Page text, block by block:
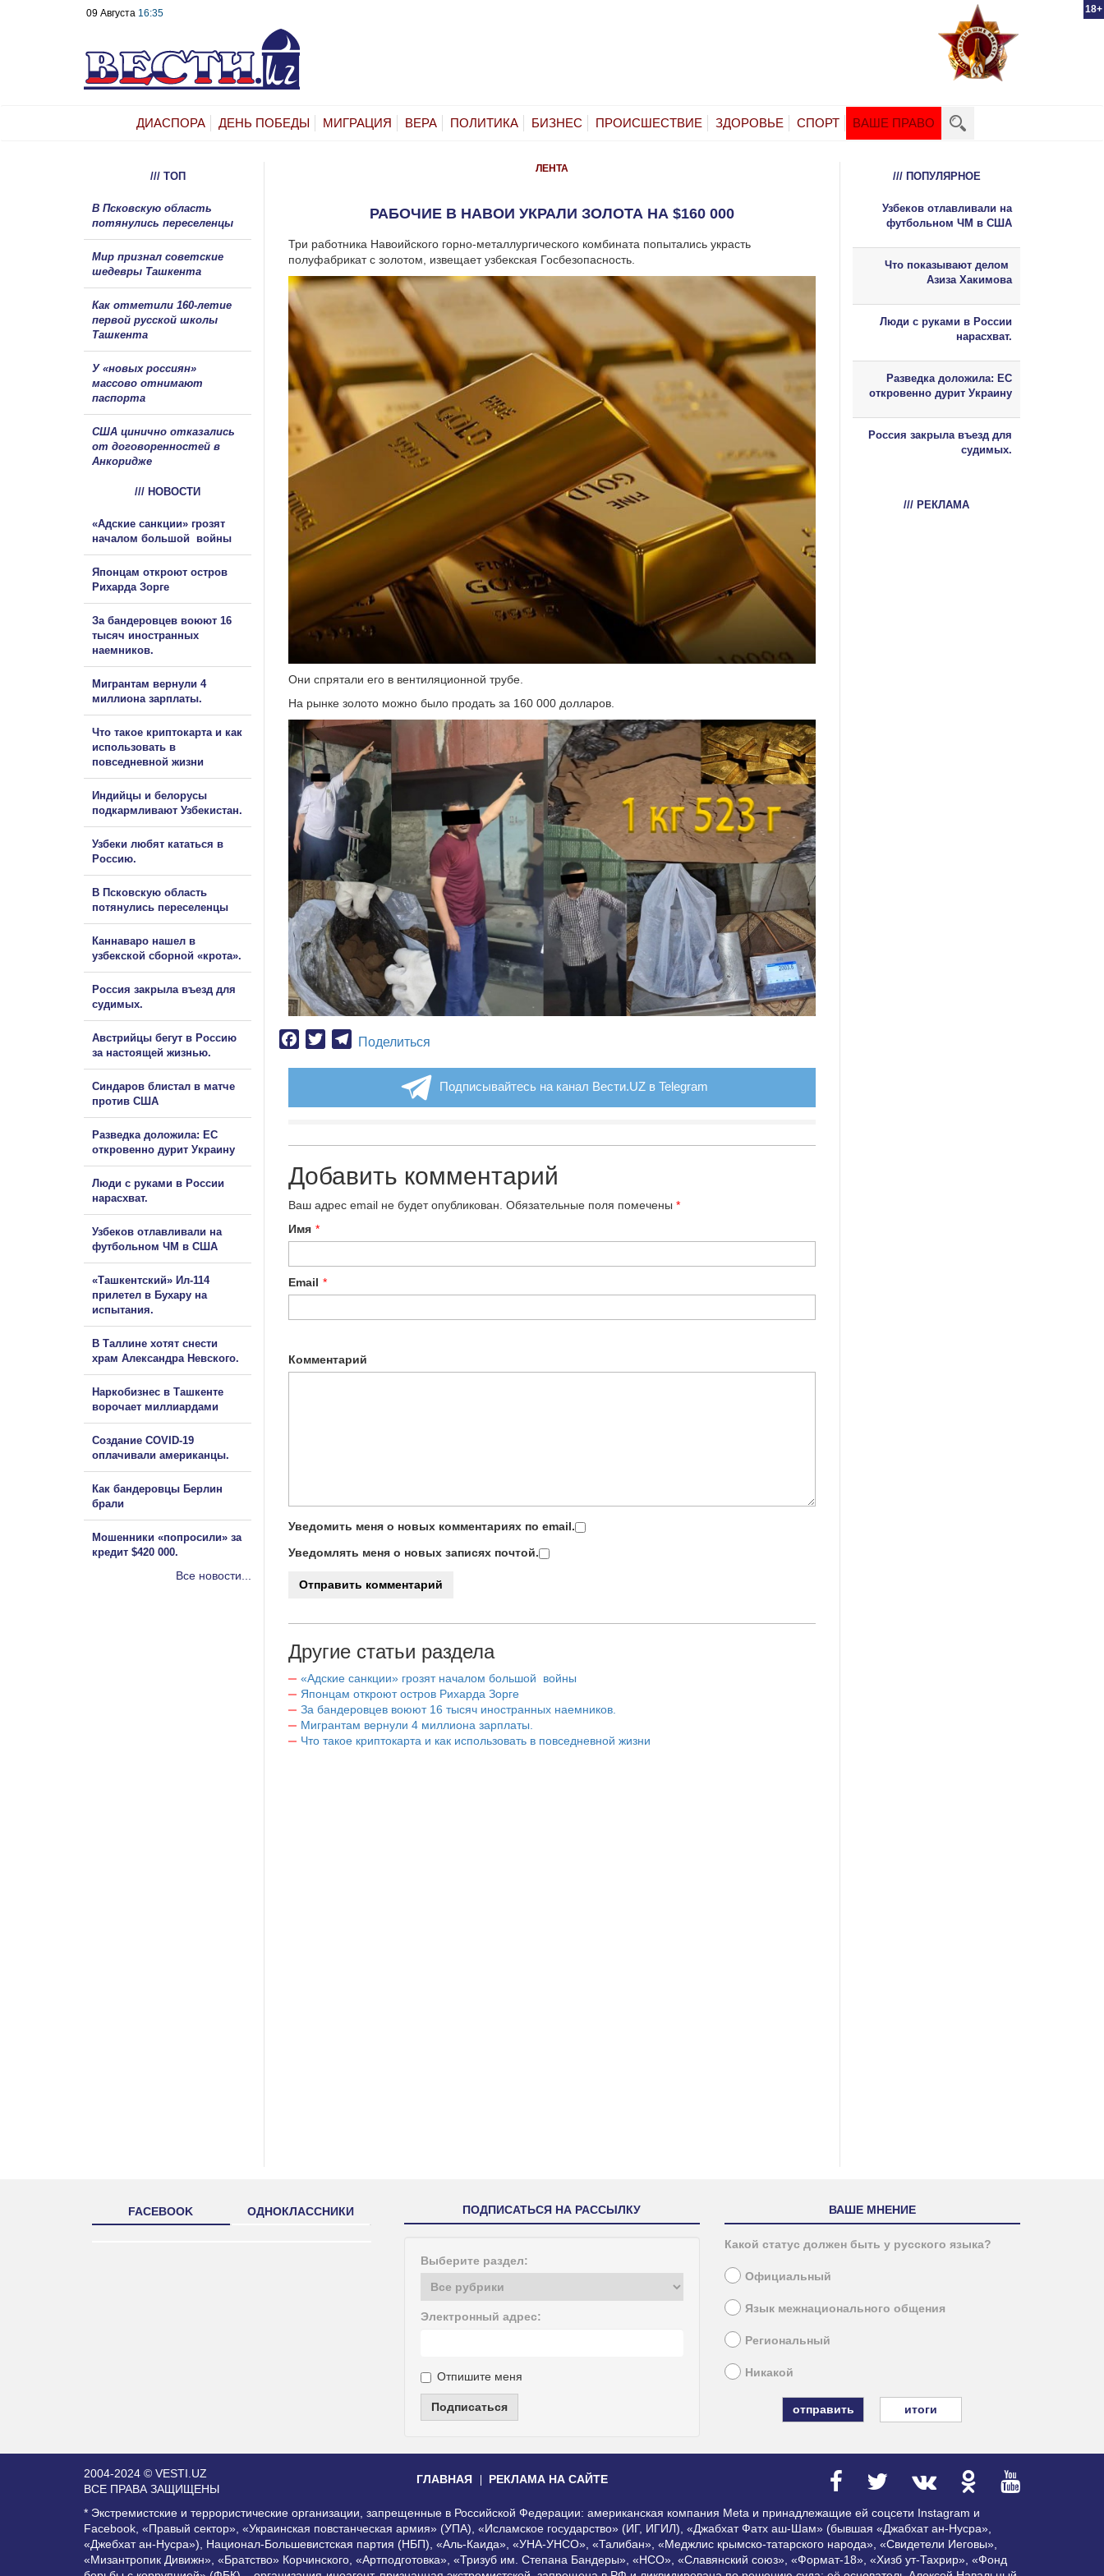
18+
09 Августа 16:35
ДИАСПОРА ДЕНЬ ПОБЕДЫ МИГРАЦИЯ ВЕРА ПОЛИТИКА БИЗНЕС ПРОИСШЕСТВИЕ ЗДОРОВЬЕ СПОРТ ВАШЕ ПРАВО
ЛЕНТА
РАБОЧИЕ В НАВОИ УКРАЛИ ЗОЛОТА НА $160 000
Три работника Навоийского горно-металлургического комбината попытались украсть
полуфабрикат с золотом, извещает узбекская Госбезопасность.
Они спрятали его в вентиляционной трубе.
На рынке золото можно было продать за 160 000 долларов.
Facebook
TwitterTelegram
Поделиться
Подписывайтесь на канал Вести.UZ в Telegram
Добавить комментарий
Ваш адрес email не будет опубликован. Обязательные поля помечены *
Имя *
Email *
Комментарий
Уведомить меня о новых комментариях по email.
Уведомлять меня о новых записях почтой.
Другие статьи раздела
«Адские санкции» грозят началом большой войны
Японцам откроют остров Рихарда Зорге
За бандеровцев воюют 16 тысяч иностранных наемников.
Мигрантам вернули 4 миллиона зарплаты.
Что такое криптокарта и как использовать в повседневной жизни
/// ТОП
В Псковскую область
потянулись переселенцы
Мир признал советские
шедевры Ташкента
Как отметили 160-летие
первой русской школы
Ташкента
У «новых россиян»
массово отнимают
паспорта
США цинично отказались
от договоренностей в
Анкоридже
/// НОВОСТИ
«Адские санкции» грозят
началом большой войны
Японцам откроют остров
Рихарда Зорге
За бандеровцев воюют 16
тысяч иностранных
наемников.
Мигрантам вернули 4
миллиона зарплаты.
Что такое криптокарта и как
использовать в
повседневной жизни
Индийцы и белорусы
подкармливают Узбекистан.
Узбеки любят кататься в
Россию.
В Псковскую область
потянулись переселенцы
Каннаваро нашел в
узбекской сборной «крота».
Россия закрыла въезд для
судимых.
Австрийцы бегут в Россию
за настоящей жизнью.
Синдаров блистал в матче
против США
Разведка доложила: ЕС
откровенно дурит Украину
Люди с руками в России
нарасхват.
Узбеков отлавливали на
футбольном ЧМ в США
«Ташкентский» Ил-114
прилетел в Бухару на
испытания.
В Таллине хотят снести
храм Александра Невского.
Наркобизнес в Ташкенте
ворочает миллиардами
Создание COVID-19
оплачивали американцы.
Как бандеровцы Берлин
брали
Мошенники «попросили» за
кредит $420 000.
Все новости...
/// ПОПУЛЯРНОЕ
Узбеков отлавливали на
футбольном ЧМ в США
Что показывают делом
Азиза Хакимова
Люди с руками в России
нарасхват.
Разведка доложила: ЕС
откровенно дурит Украину
Россия закрыла въезд для
судимых.
/// РЕКЛАМА
FACEBOOK ОДНОКЛАССНИКИ ПОДПИСАТЬСЯ НА РАССЫЛКУ
Выберите раздел:
Электронный адрес:
Отпишите меня
Подписаться
ВАШЕ МНЕНИЕ
Какой статус должен быть у русского языка?
Официальный
Язык межнационального общения
Региональный
Никакой
итоги
2004-2024 © VESTI.UZ
ВСЕ ПРАВА ЗАЩИЩЕНЫ
ГЛАВНАЯ РЕКЛАМА НА САЙТЕ
* Экстремистские и террористические организации, запрещенные в Российской Федерации: американская компания Meta и принадлежащие ей соцсети Instagram и
Facebook, «Правый сектор», «Украинская повстанческая армия» (УПА), «Исламское государство» (ИГ, ИГИЛ), «Джабхат Фатх аш-Шам» (бывшая «Джабхат ан-Нусра»,
«Джебхат ан-Нусра»), Национал-Большевистская партия (НБП), «Аль-Каида», «УНА-УНСО», «Талибан», «Меджлис крымско-татарского народа», «Свидетели Иеговы»,
«Мизантропик Дивижн», «Братство» Корчинского, «Артподготовка», «Тризуб им. Степана Бандеры», «НСО», «Славянский союз», «Формат-18», «Хизб ут-Тахрир», «Фонд